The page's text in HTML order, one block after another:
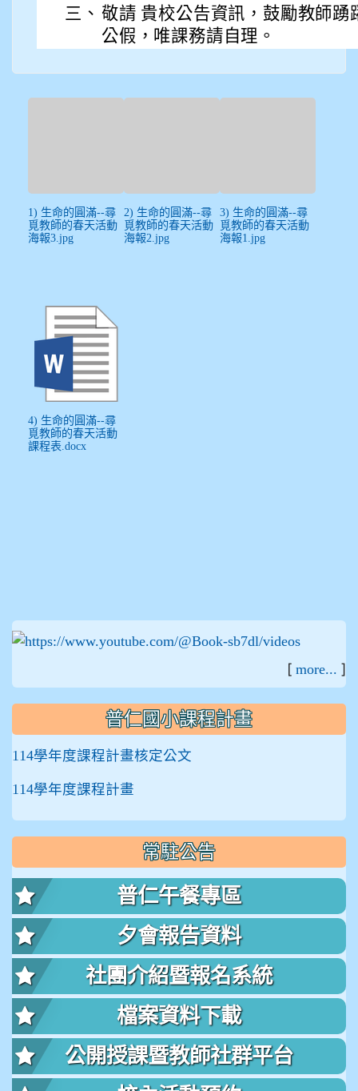
三、 敬請 貴校公告資訊，鼓勵教師
公假，唯課務請自理。
1) 生命的圓滿--尋
覓教師的春天活動
海報3.jpg
2) 生命的圓滿--尋
覓教師的春天活動
海報2.jpg
3) 生命的圓滿--尋
覓教師的春天活動
海報1.jpg
4) 生命的圓滿--尋
覓教師的春天活動
課程表.docx
[ more... ]
普仁國小課程計畫
114學年度課程計畫核定公文
114學年度課程計畫
常駐公告
普仁午餐專區
夕會報告資料
社團介紹暨報名系統
檔案資料下載
公開授課暨教師社群平台